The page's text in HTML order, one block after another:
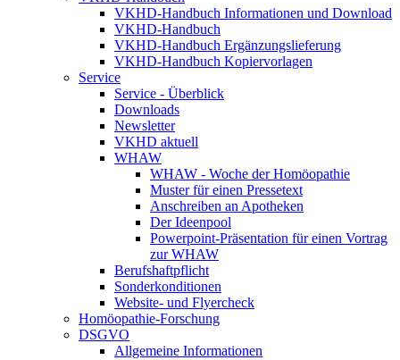
VKHD-Handbuch Informationen und Download
VKHD-Handbuch
VKHD-Handbuch Ergänzungslieferung
VKHD-Handbuch Kopiervorlagen
Service
Service - Überblick
Downloads
Newsletter
VKHD aktuell
WHAW
WHAW - Woche der Homöopathie
Muster für einen Pressetext
Anschreiben an Apotheken
Der Ideenpool
Powerpoint-Präsentation für einen Vortrag
zur WHAW
Berufshaftpflicht
Sonderkonditionen
Website- und Flyercheck
Homöopathie-Forschung
DSGVO
Allgemeine Informationen